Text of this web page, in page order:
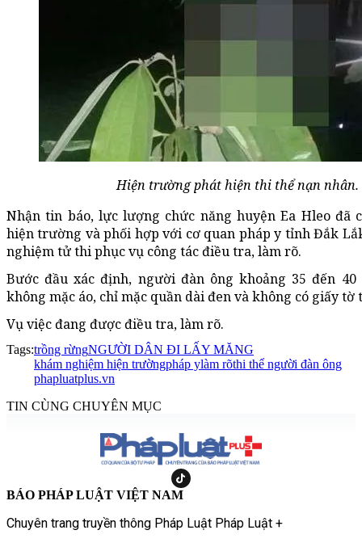
Hiện trường phát hiện thi thể nạn nhân.
Nhận tin báo, lực lượng chức năng huyện Ea Hleo đã
hiện trường và phối hợp với cơ quan pháp y tỉnh Đắk
nghiệm tử thi phục vụ công tác điều tra, làm rõ.
Bước đầu xác định, người đàn ông khoảng 35 đến
không mặc áo, chỉ mặc quần dài đen và không có giấy tờ
Vụ việc đang được điều tra, làm rõ.
Tags:trồng rừngNGƯỜI DÂN ĐI LẤY MĂNG
khám nghiệm hiện trườngpháp ylàm rõthi thể người đàn ông
phapluatplus.vn
TIN CÙNG CHUYÊN MỤC
BÁO PHÁP LUẬT VIỆT NAM
Chuyên trang truyền thông Pháp Luật Pháp Luật +